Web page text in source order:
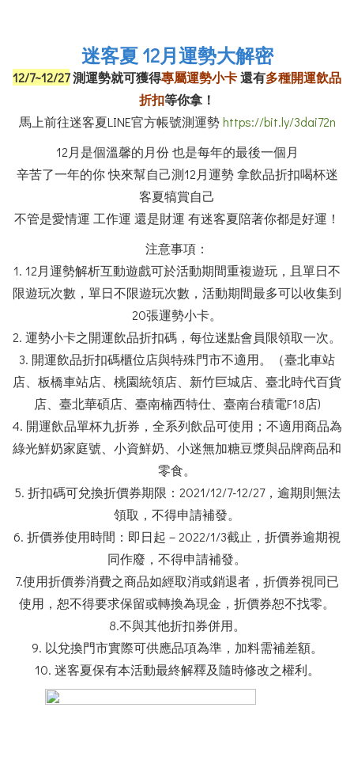
迷客夏 12月運勢大解密
12/7~12/27測運勢就可獲得專屬運勢小卡還有多種開運飲品
折扣等你拿！
馬上前往迷客夏LINE官方帳號測運勢https://bit.ly/3dai72n
12月是個溫馨的月份 也是每年的最後一個月
辛苦了一年的你 快來幫自己測12月運勢 拿飲品折扣喝杯迷
客夏犒賞自己
不管是愛情運 工作運 還是財運 有迷客夏陪著你都是好運！
注意事項：
1. 12月運勢解析互動遊戲可於活動期間重複遊玩，且單日不
限遊玩次數，單日不限遊玩次數，活動期間最多可以收集到
20張運勢小卡。
2. 運勢小卡之開運飲品折扣碼，每位迷點會員限領取一次。
3. 開運飲品折扣碼櫃位店與特殊門市不適用。（臺北車站
店、板橋車站店、桃園統領店、新竹巨城店、臺北時代百貨
店、臺北華碩店、臺南楠西特仕、臺南台積電F18店)
4. 開運飲品單杯九折券，全系列飲品可使用；不適用商品為
綠光鮮奶家庭號、小資鮮奶、小迷無加糖豆漿與品牌商品和
零食。
5. 折扣碼可兌換折價券期限：2021/12/7-12/27，逾期則無法
領取，不得申請補發。
6. 折價券使用時間：即日起－2022/1/3截止，折價券逾期視
同作廢，不得申請補發。
7.使用折價券消費之商品如經取消或銷退者，折價券視同已
使用，恕不得要求保留或轉換為現金，折價券恕不找零。
8.不與其他折扣券併用。
9. 以兌換門市實際可供應品項為準，加料需補差額。
10. 迷客夏保有本活動最終解釋及隨時修改之權利。